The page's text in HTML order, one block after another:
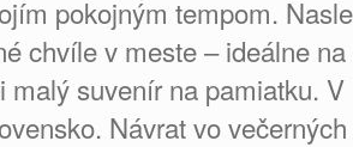
pokojným tempom.
chvíle v meste – ideálne
malý suvenír na pamiatku.
Návrat vo